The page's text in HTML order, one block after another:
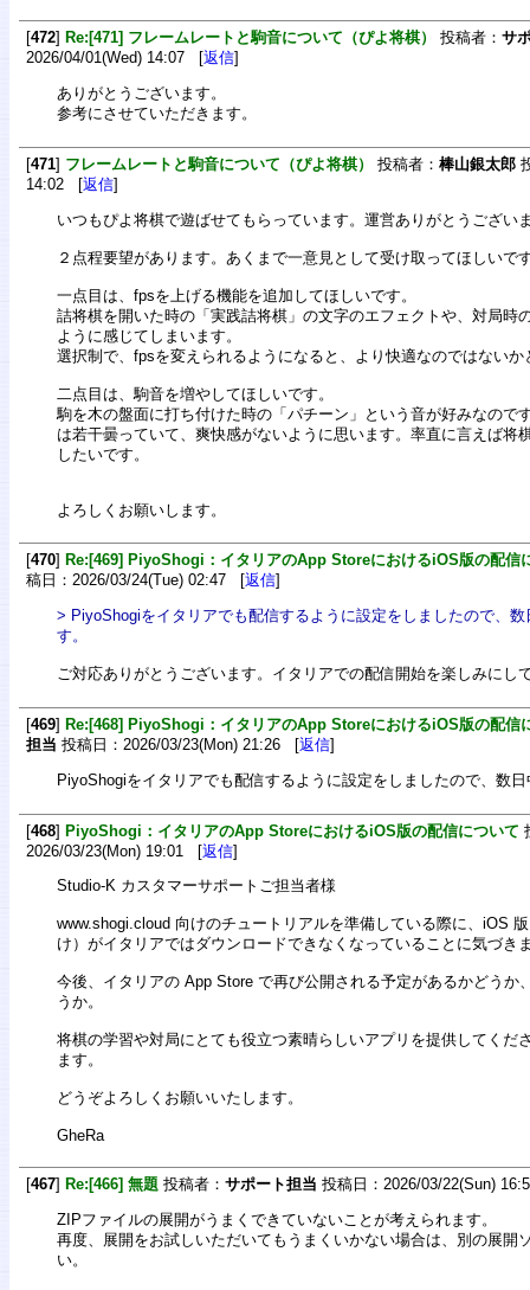
[472] Re:[471] フレームレートと駒音について（ぴよ将棋） 投稿者： サ
2026/04/01(Wed) 14:07 [返信]
ありがとうございます。
参考にさせていただきます。
[471] フレームレートと駒音について（ぴよ将棋） 投稿者： 棒山銀太郎
14:02 [返信]
いつもぴよ将棋で遊ばせてもらっています。運営ありがとうござい
２点程要望があります。あくまで一意見として受け取ってほしいで
一点目は、fpsを上げる機能を追加してほしいです。
詰将棋を開いた時の「実践詰将棋」の文字のエフェクトや、対局時
ように感じてしまいます。
選択制で、fpsを変えられるようになると、より快適なのではないか
二点目は、駒音を増やしてほしいです。
駒を木の盤面に打ち付けた時の「パチーン」という音が好みなので
は若干曇っていて、爽快感がないように思います。率直に言えば将
したいです。
よろしくお願いします。
[470] Re:[469] PiyoShogi：イタリアのApp StoreにおけるiOS版の配信
稿日：2026/03/24(Tue) 02:47 [返信]
> PiyoShogiをイタリアでも配信するように設定をしましたので、
す。
ご対応ありがとうございます。イタリアでの配信開始を楽しみにし
[469] Re:[468] PiyoShogi：イタリアのApp StoreにおけるiOS版の配信
担当 投稿日：2026/03/23(Mon) 21:26 [返信]
PiyoShogiをイタリアでも配信するように設定をしましたので、数
[468] PiyoShogi：イタリアのApp StoreにおけるiOS版の配信について
2026/03/23(Mon) 19:01 [返信]
Studio-K カスタマーサポートご担当者様
www.shogi.cloud 向けのチュートリアルを準備している際に、iOS
け）がイタリアではダウンロードできなくなっていることに気づき
今後、イタリアの App Store で再び公開される予定があるかどうか
うか。
将棋の学習や対局にとても役立つ素晴らしいアプリを提供してくだ
ます。
どうぞよろしくお願いいたします。
GheRa
[467] Re:[466] 無題 投稿者： サポート担当 投稿日：2026/03/22(Sun)
ZIPファイルの展開がうまくできていないことが考えられます。
再度、展開をお試しいただいてもうまくいかない場合は、別の展開
い。